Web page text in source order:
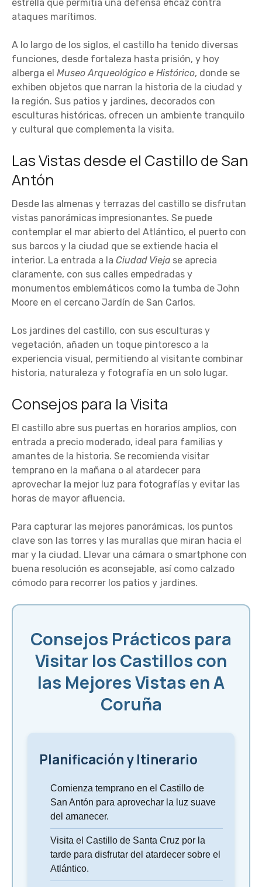
estrella que permitía una defensa eficaz contra
ataques marítimos.
A lo largo de los siglos, el castillo ha tenido diversas
funciones, desde fortaleza hasta prisión, y hoy
alberga el Museo Arqueológico e Histórico, donde se
exhiben objetos que narran la historia de la ciudad y
la región. Sus patios y jardines, decorados con
esculturas históricas, ofrecen un ambiente tranquilo
y cultural que complementa la visita.
Las Vistas desde el Castillo de San
Antón
Desde las almenas y terrazas del castillo se disfrutan
vistas panorámicas impresionantes. Se puede
contemplar el mar abierto del Atlántico, el puerto con
sus barcos y la ciudad que se extiende hacia el
interior. La entrada a la Ciudad Vieja se aprecia
claramente, con sus calles empedradas y
monumentos emblemáticos como la tumba de John
Moore en el cercano Jardín de San Carlos.
Los jardines del castillo, con sus esculturas y
vegetación, añaden un toque pintoresco a la
experiencia visual, permitiendo al visitante combinar
historia, naturaleza y fotografía en un solo lugar.
Consejos para la Visita
El castillo abre sus puertas en horarios amplios, con
entrada a precio moderado, ideal para familias y
amantes de la historia. Se recomienda visitar
temprano en la mañana o al atardecer para
aprovechar la mejor luz para fotografías y evitar las
horas de mayor afluencia.
Para capturar las mejores panorámicas, los puntos
clave son las torres y las murallas que miran hacia el
mar y la ciudad. Llevar una cámara o smartphone con
buena resolución es aconsejable, así como calzado
cómodo para recorrer los patios y jardines.
Consejos Prácticos para
Visitar los Castillos con
las Mejores Vistas en A
Coruña
Planificación y Itinerario
Comienza temprano en el Castillo de
San Antón para aprovechar la luz suave
del amanecer.
Visita el Castillo de Santa Cruz por la
tarde para disfrutar del atardecer sobre el
Atlántico.